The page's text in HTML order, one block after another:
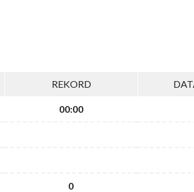
REKORD
00:00
0